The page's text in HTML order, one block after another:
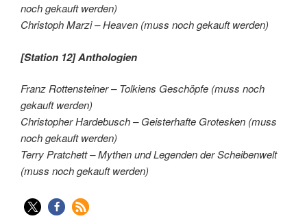
noch gekauft werden)
Christoph Marzi – Heaven (muss noch gekauft werden)
[Station 12] Anthologien
Franz Rottensteiner – Tolkiens Geschöpfe (muss noch
gekauft werden)
Christopher Hardebusch – Geisterhafte Grotesken (muss
noch gekauft werden)
Terry Pratchett – Mythen und Legenden der Scheibenwelt
(muss noch gekauft werden)